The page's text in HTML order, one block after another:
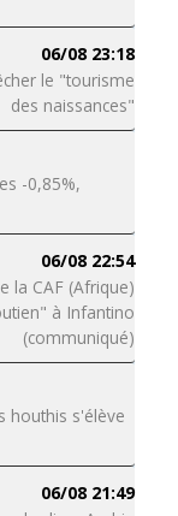
06/08 23:18
le "tourisme
des naissances"
-0,85%,
06/08 22:54
la CAF (Afrique)
à Infantino
(communiqué)
houthis s'élève
06/08 21:49